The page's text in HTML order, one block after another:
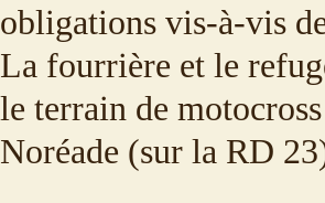
obligations vis-à-vis
La fourrière et le
le terrain de
Noréade (sur la RD